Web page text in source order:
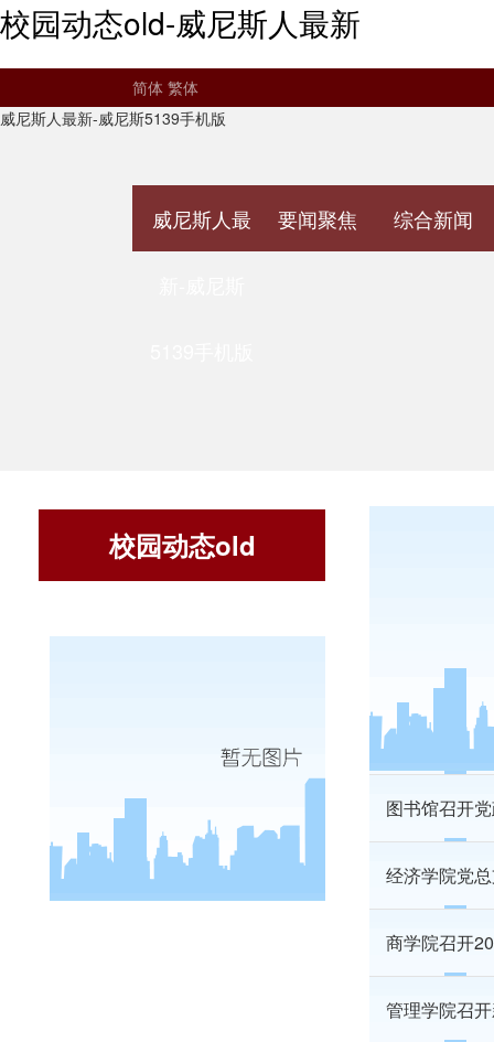
校园动态old-威尼斯人最新
简体 繁体
威尼斯人最新-威尼斯5139手机版
威尼斯人最 要闻聚焦 综合新闻
校园动态old
尊师重教千
信息学院召
图书馆召开
经济学院党
商学院召开
管理学院召